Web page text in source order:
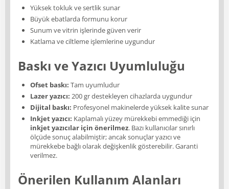
Yüksek tokluk ve sertlik sunar
Büyük ebatlarda formunu korur
Sunum ve vitrin işlerinde güven verir
Katlama ve ciltleme işlemlerine uygundur
Baskı ve Yazıcı Uyumluluğu
Ofset baskı: Tam uyumludur
Lazer yazıcı: 200 gr destekleyen cihazlarda uygundur
Dijital baskı: Profesyonel makinelerde yüksek kalite sunar
Inkjet yazıcı: Kaplamalı yüzey mürekkebi emmediği için
inkjet yazıcılar için önerilmez. Bazı kullanıcılar sınırlı
ölçüde sonuç alabilmiştir; ancak sonuçlar yazıcı ve
mürekkebe bağlı olarak değişkenlik gösterebilir. Garanti
verilmez.
Önerilen Kullanım Alanları